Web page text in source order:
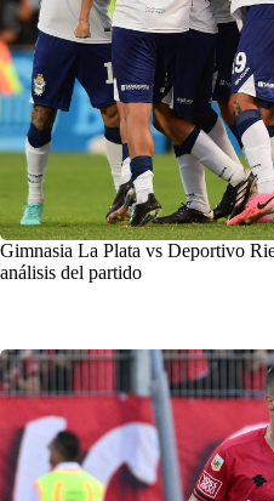
Gimnasia La Plata vs Deportivo
análisis del partido